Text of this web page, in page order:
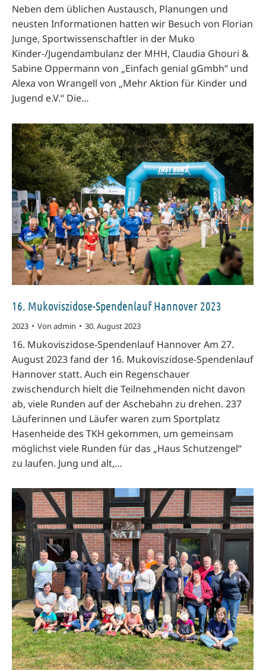
Neben dem üblichen Austausch, Planungen und
neusten Informationen hatten wir Besuch von Florian
Junge, Sportwissenschaftler in der Muko
Kinder-/Jugendambulanz der MHH, Claudia Ghouri &
Sabine Oppermann von „Einfach genial gGmbh“ und
Alexa von Wrangell von „Mehr Aktion für Kinder und
Jugend e.V.“ Die…
16. Mukoviszidose-Spendenlauf Hannover 2023
2023 Von admin 30. August 2023
16. Mukoviszidose-Spendenlauf Hannover Am 27.
August 2023 fand der 16. Mukoviszidose-Spendenlauf
Hannover statt. Auch ein Regenschauer
zwischendurch hielt die Teilnehmenden nicht davon
ab, viele Runden auf der Aschebahn zu drehen. 237
Läuferinnen und Läufer waren zum Sportplatz
Hasenheide des TKH gekommen, um gemeinsam
möglichst viele Runden für das „Haus Schutzengel“
zu laufen. Jung und alt,…